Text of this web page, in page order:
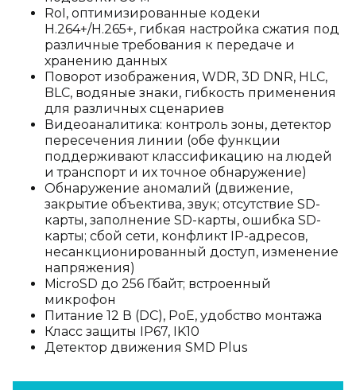
RoI, оптимизированные кодеки
H.264+/H.265+, гибкая настройка сжатия под
различные требования к передаче и
хранению данных
Поворот изображения, WDR, 3D DNR, HLC,
BLC, водяные знаки, гибкость применения
для различных сценариев
Видеоаналитика: контроль зоны, детектор
пересечения линии (обе функции
поддерживают классификацию на людей
и транспорт и их точное обнаружение)
Обнаружение аномалий (движение,
закрытие объектива, звук; отсутствие SD-
карты, заполнение SD-карты, ошибка SD-
карты; сбой сети, конфликт IP-адресов,
несанкционированный доступ, изменение
напряжения)
MicroSD до 256 Гбайт; встроенный
микрофон
Питание 12 В (DC), PoE, удобство монтажа
Класс защиты IP67, IK10
Детектор движения SMD Plus